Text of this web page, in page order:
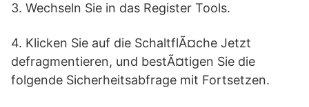
3. Wechseln Sie in das Register Tools.
4. Klicken Sie auf die SchaltflÃ¤che Jetzt
defragmentieren, und bestÃ¤tigen Sie die
folgende Sicherheitsabfrage mit Fortsetzen.